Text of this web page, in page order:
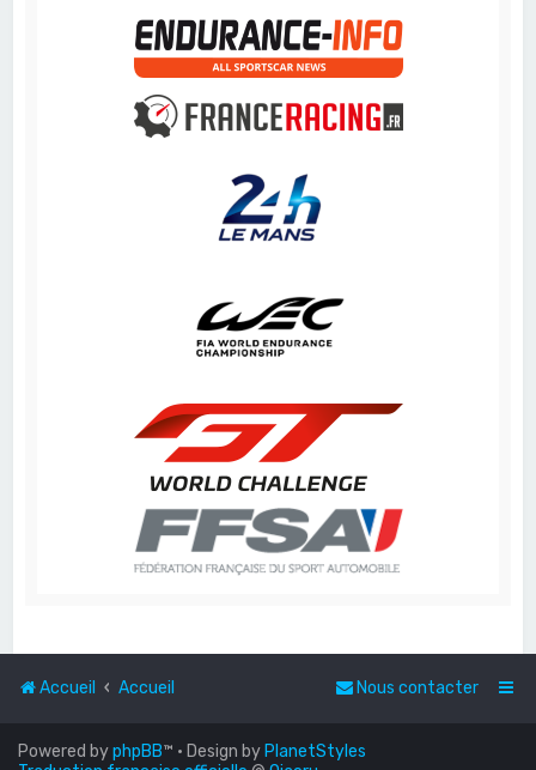
Accueil Accueil Nous contacter
Powered byphpBB™ • Design by PlanetStyles